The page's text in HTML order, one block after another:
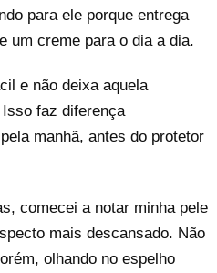
para ele porque entrega
um creme para o dia a dia.
e não deixa aquela
faz diferença
manhã, antes do protetor
comecei a notar minha pele
mais descansado. Não
olhando no espelho